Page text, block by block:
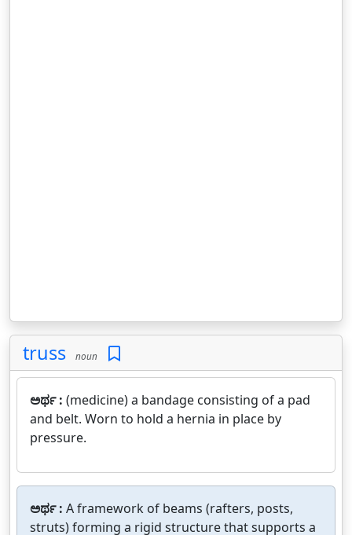
truss noun
ಅರ್ಥ : (medicine) a bandage consisting of a pad
and belt. Worn to hold a hernia in place by
pressure.
ಅರ್ಥ : A framework of beams (rafters, posts,
struts) forming a rigid structure that supports a